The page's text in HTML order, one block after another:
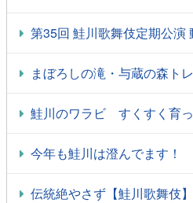
第35回 鮭川歌舞伎定期公演
まぼろしの滝・与蔵の森ト
鮭川のワラビ すくすく育っ
今年も鮭川は澄んでます！
伝統絶やさず【鮭川歌舞伎